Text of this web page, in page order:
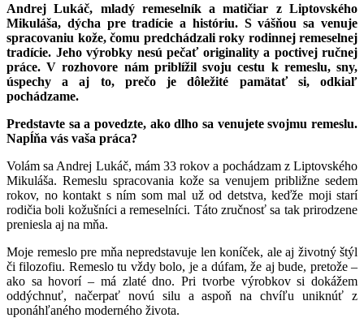
Andrej Lukáč, mladý remeselník a matičiar z Liptovského
Mikuláša, dýcha pre tradície a históriu. S vášňou sa venuje
spracovaniu kože, čomu predchádzali roky rodinnej remeselnej
tradície. Jeho výrobky nesú pečať originality a poctivej ručnej
práce. V rozhovore nám priblížil svoju cestu k remeslu, sny,
úspechy a aj to, prečo je dôležité pamätať si, odkiaľ
pochádzame.
Predstavte sa a povedzte, ako dlho sa venujete svojmu remeslu.
Napĺňa vás vaša práca?
Volám sa Andrej Lukáč, mám 33 rokov a pochádzam z Liptovského
Mikuláša. Remeslu spracovania kože sa venujem približne sedem
rokov, no kontakt s ním som mal už od detstva, keďže moji starí
rodičia boli kožušníci a remeselníci. Táto zručnosť sa tak prirodzene
preniesla aj na mňa.
Moje remeslo pre mňa nepredstavuje len koníček, ale aj životný štýl
či filozofiu. Remeslo tu vždy bolo, je a dúfam, že aj bude, pretože –
ako sa hovorí – má zlaté dno. Pri tvorbe výrobkov si dokážem
oddýchnuť, načerpať novú silu a aspoň na chvíľu uniknúť z
uponáhľaného moderného života.